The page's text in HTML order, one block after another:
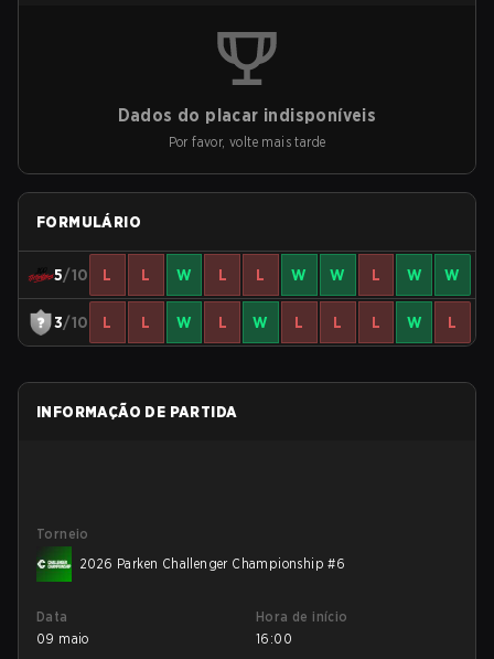
Dados do placar indisponíveis
Por favor, volte mais tarde
FORMULÁRIO
5/10 L L W L L W W L W W
3/10 L L W L W L L L W L
INFORMAÇÃO DE PARTIDA
Torneio
2026 Parken Challenger Championship #6
Data
09 maio
Hora de início
16:00